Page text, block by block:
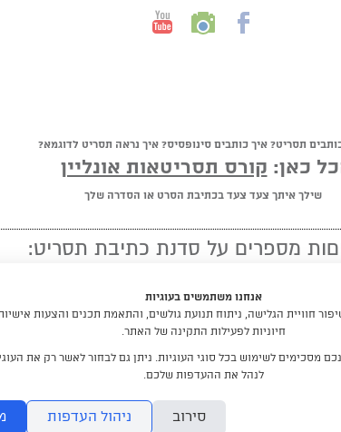
תסריט? איך כותבים סינופסיס? איך נראה תסריט לדוגמא?
כאן: קורס תסריטאות אונליין
שילך איתך צעד צעד בכתיבת הסרט או הסדרה שלך
מספרים על סדנת כתיבת תסריט:
"מומלץ לכל מי שיש לו חלום לכתוב
תסריטאות וסטוריטלינג עם דניאלה דורון
DraftRishon@gmail.com
אנחנו משתמשים בעוגיות
חוויית הגלישה, ניתוח תנועת גולשים, והתאמת תכנים והצעות
חיוניות לפעילות התקינה של האתר.
מסכימים לשימוש בכל סוגי העוגיות. ניתן גם לבחור לאשר רק את
לנהל את ההעדפות שלכם.
סירוב ניהול העדפות